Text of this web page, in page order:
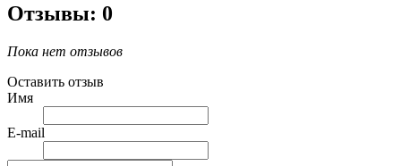
Отзывы: 0
Пока нет отзывов
Оставить отзыв
Имя
E-mail